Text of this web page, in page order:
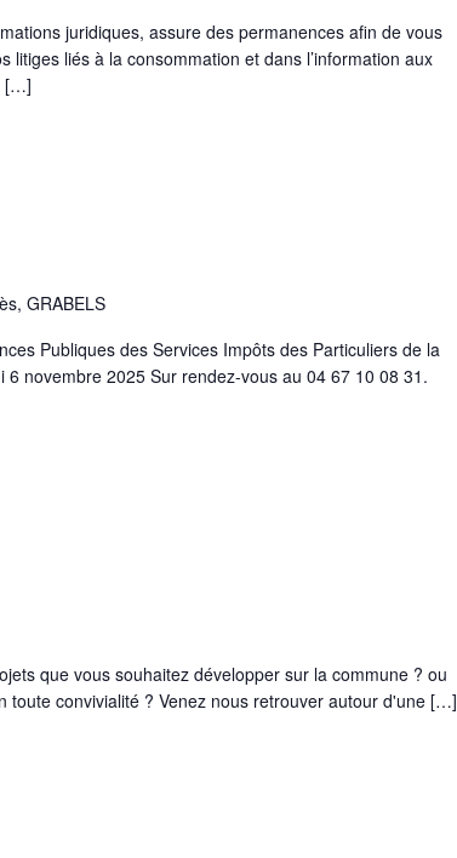
juridiques, assure des permanences afin de vous
litiges liés à la consommation et dans l’information aux
[…]
GRABELS
Publiques des Services Impôts des Particuliers de la
novembre 2025 Sur rendez-vous au 04 67 10 08 31.
que vous souhaitez développer sur la commune ? ou
toute convivialité ? Venez nous retrouver autour d'une […]